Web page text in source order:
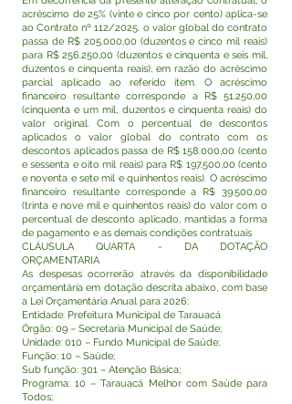
acréscimo de 25% (vinte e cinco por cento) aplica-se
ao Contrato nº 112/2025. o valor global do contrato
passa de R$ 205.000,00 (duzentos e cinco mil reais)
para R$ 256.250,00 (duzentos e cinquenta e seis mil,
duzentos e cinquenta reais), em razão do acréscimo
parcial aplicado ao referido item. O acréscimo
financeiro resultante corresponde a R$ 51.250,00
(cinquenta e um mil, duzentos e cinquenta reais) do
valor original. Com o percentual de descontos
aplicados o valor global do contrato com os
descontos aplicados passa de R$ 158.000,00 (cento
e sessenta e oito mil reais) para R$ 197.500,00 (cento
e noventa e sete mil e quinhentos reais). O acréscimo
financeiro resultante corresponde a R$ 39.500,00
(trinta e nove mil e quinhentos reais) do valor com o
percentual de desconto aplicado, mantidas a forma
de pagamento e as demais condições contratuais
CLÁUSULA QUARTA - DA DOTAÇÃO
ORÇAMENTARIA
As despesas ocorrerão através da disponibilidade
orçamentária em dotação descrita abaixo, com base
a Lei Orçamentária Anual para 2026:
Entidade: Prefeitura Municipal de Tarauacá
Órgão: 09 – Secretaria Municipal de Saúde;
Unidade: 010 – Fundo Municipal de Saúde;
Função: 10 – Saúde;
Sub função: 301 – Atenção Básica;
Programa: 10 – Tarauacá Melhor com Saúde para
Todos;